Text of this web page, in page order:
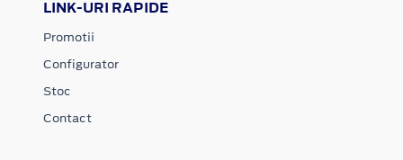
LINK-URI RAPIDE
Promotii
Configurator
Stoc
Contact